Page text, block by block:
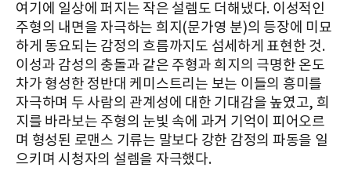
여기에 일상에 퍼지는 작은 설렘도 더해냈다. 이성적인
주형의 내면을 자극하는 희지(문가영 분)의 등장에 미묘
하게 동요되는 감정의 흐름까지도 섬세하게 표현한 것.
이성과 감성의 충돌과 같은 주형과 희지의 극명한 온도
차가 형성한 정반대 케미스트리는 보는 이들의 흥미를
자극하며 두 사람의 관계성에 대한 기대감을 높였고, 희
지를 바라보는 주형의 눈빛 속에 과거 기억이 피어오르
며 형성된 로맨스 기류는 말보다 강한 감정의 파동을 일
으키며 시청자의 설렘을 자극했다.